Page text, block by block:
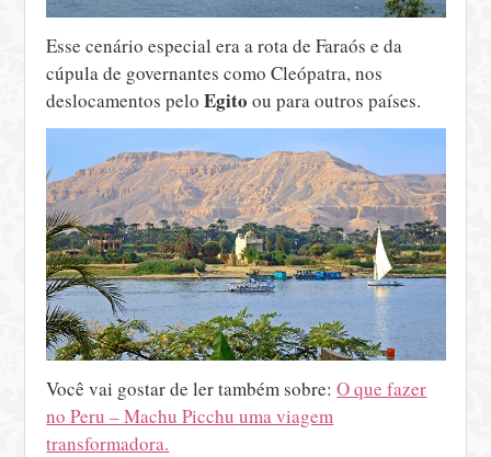
Esse cenário especial era a rota de Faraós e da
cúpula de governantes como Cleópatra, nos
deslocamentos peloEgito ou para outros países.
Você vai gostar de ler também sobre:O que fazer
no Peru – Machu Picchu uma viagem
transformadora.